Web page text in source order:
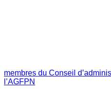
membres du Conseil
l’AGFPN